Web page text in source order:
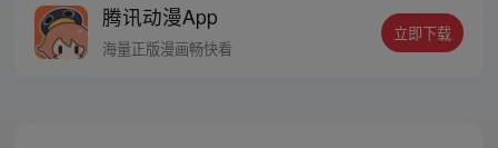
腾讯动漫App
海量正版漫画畅快看
立即下载